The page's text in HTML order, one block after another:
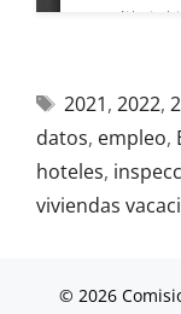
2021, 2022,
datos, empleo,
hoteles,
viviendas
© 2026